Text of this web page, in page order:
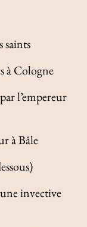
saints
à Cologne
l’empereur
à Bâle
invective